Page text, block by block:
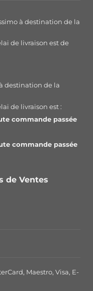
à destination de la
de livraison est de
destination de la
de livraison est :
commande passée
commande passée
de Ventes
Maestro, Visa, E-